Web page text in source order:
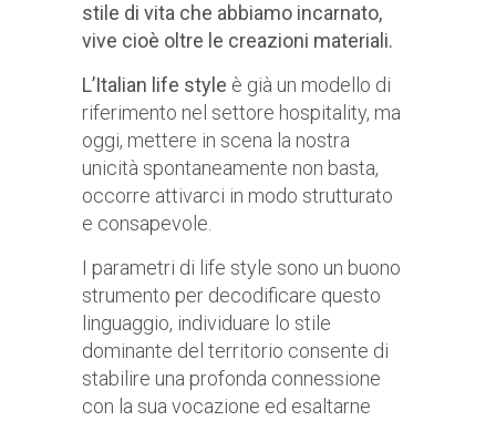
stile di vita che abbiamo incarnato,
vive cioè oltre le creazioni materiali.
L’Italian life style è già un modello di
riferimento nel settore hospitality, ma
oggi, mettere in scena la nostra
unicità spontaneamente non basta,
occorre attivarci in modo strutturato
e consapevole.
I parametri di life style sono un buono
strumento per decodificare questo
linguaggio, individuare lo stile
dominante del territorio consente di
stabilire una profonda connessione
con la sua vocazione ed esaltarne